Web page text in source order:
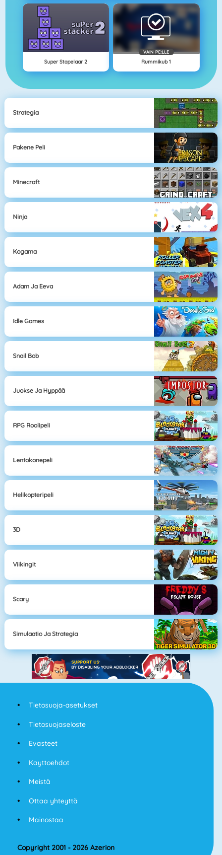
Super Stapelaar 2
VAIN PC:LLE
Rummikub 1
Strategia
Pakene Peli
Minecraft
Ninja
Kogama
Adam Ja Eeva
Idle Games
Snail Bob
Juokse Ja Hyppää
RPG Roolipeli
Lentokonepeli
Helikopteripeli
3D
Viikingit
Scary
Simulaatio Ja Strategia
Tietosuoja-asetukset
Tietosuojaseloste
Evasteet
Kayttoehdot
Meistä
Ottaa yhteyttä
Mainostaa
Copyright 2001 - 2026 Azerion